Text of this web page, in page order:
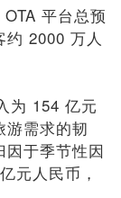
平台总预
2000 万人
为 154 亿元
游需求的韧
于季节性因
元人民币，